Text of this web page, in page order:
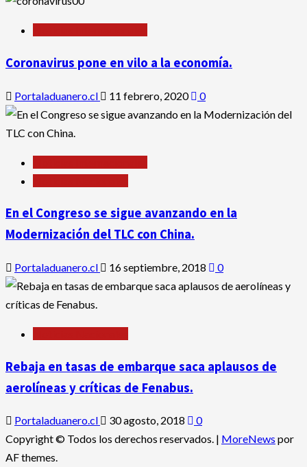
Coronavirus pone en vilo a la economía.
Portaladuanero.cl 11 febrero, 2020 0
En el Congreso se sigue avanzando en la
Modernización del TLC con China.
Portaladuanero.cl 16 septiembre, 2018 0
Rebaja en tasas de embarque saca aplausos de
aerolíneas y críticas de Fenabus.
Portaladuanero.cl 30 agosto, 2018
0
Copyright © Todos los derechos reservados. | MoreNews por
AF themes.